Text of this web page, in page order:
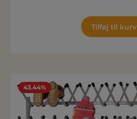
Tilføj til kurv
43.44%